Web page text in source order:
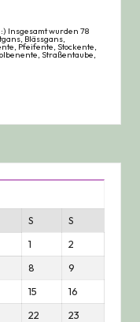
Insgesamt wurden 78
Blässgans,
Pfeifente, Stockente,
Straßentaube,
S
S
1
2
8
9
15
16
22
23